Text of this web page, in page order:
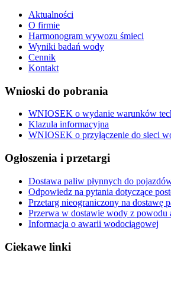
Aktualności
O firmie
Harmonogram wywozu śmieci
Wyniki badań wody
Cennik
Kontakt
Wnioski do pobrania
WNIOSEK o wydanie warunków
Klazula informacyjna
WNIOSEK o przyłączenie do sieci
Ogłoszenia i przetargi
Dostawa paliw płynnych do
Odpowiedz na pytania dotyczące
Przetarg nieograniczony na
Przerwa w dostawie wody z powodu
Informacja o awarii wodociągowej
Ciekawe linki